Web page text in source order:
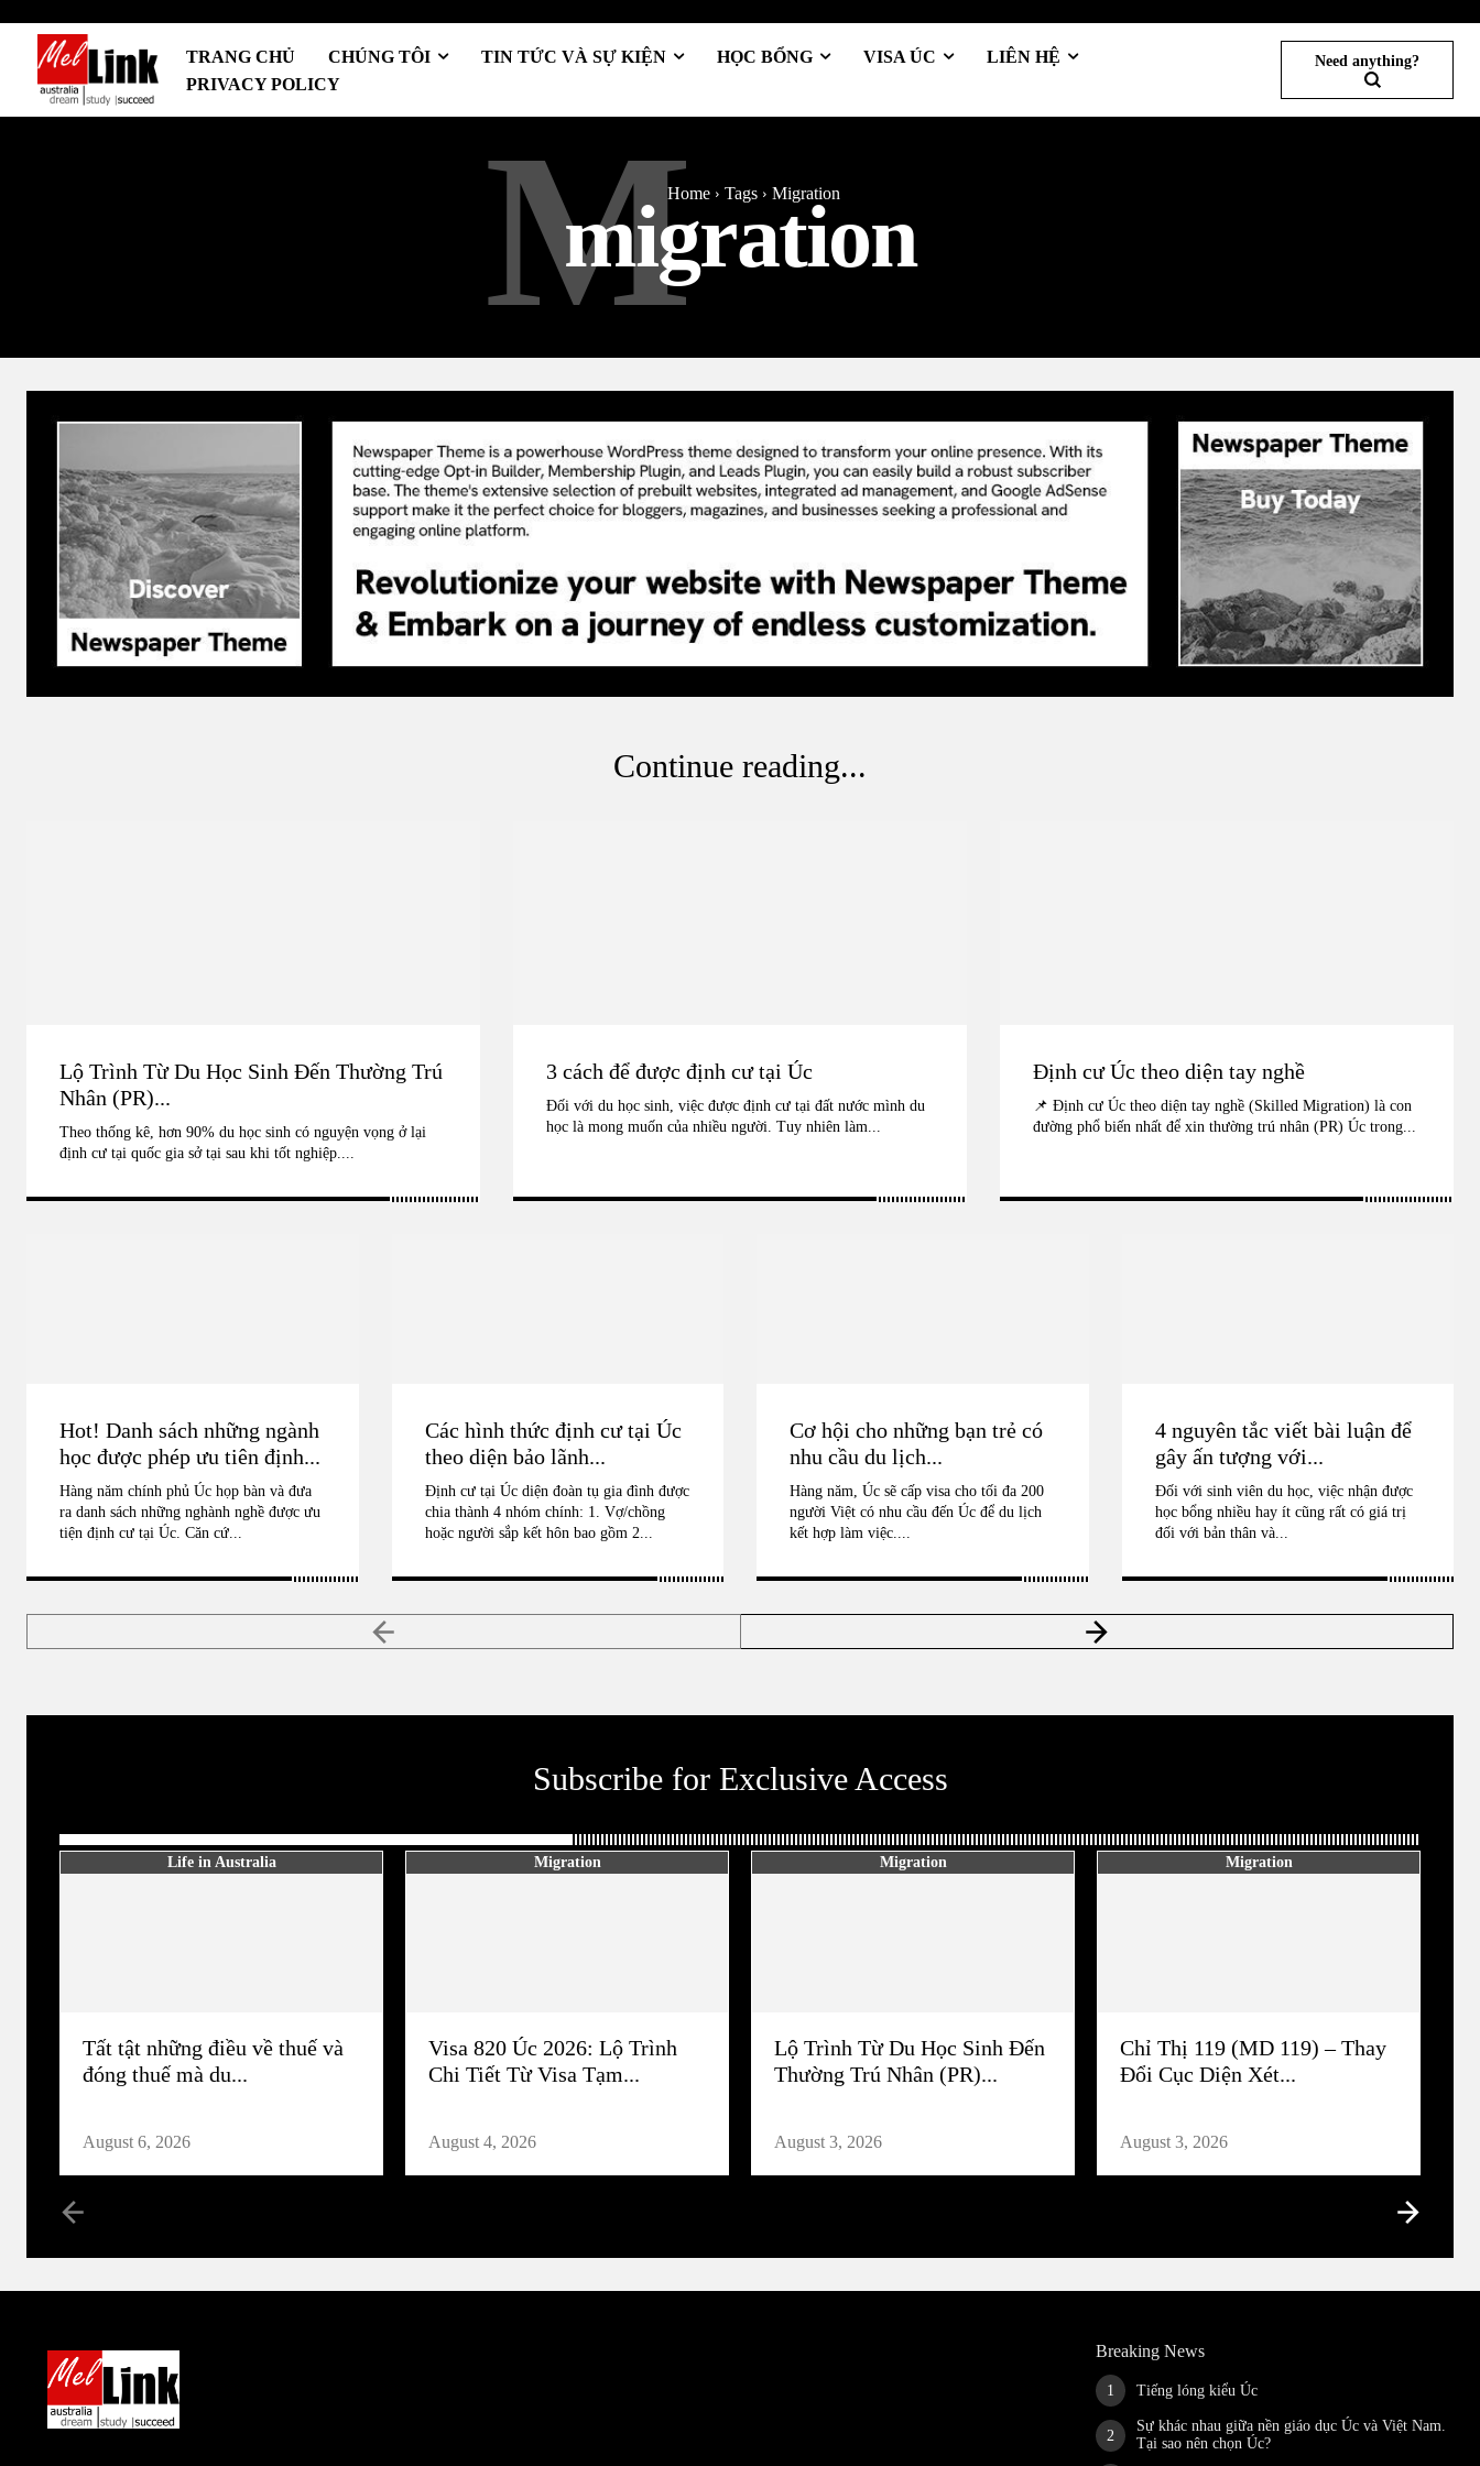
TRANG CHỦ CHÚNG TÔI TIN TỨC VÀ SỰ KIỆN HỌC BỔNG VISA ÚC
LIÊN HỆ
PRIVACY POLICY
Need anything?
Home Tags Migration
migration
M
Continue reading...
Lộ Trình Từ Du Học Sinh Đến Thường Trú
Nhân (PR)...
Theo thống kê, hơn 90% du học sinh có nguyện vọng ở lại
định cư tại quốc gia sở tại sau khi tốt nghiệp....
3 cách để được định cư tại Úc
Đối với du học sinh, việc được định cư tại đất nước mình du
học là mong muốn của nhiều người. Tuy nhiên làm...
Định cư Úc theo diện tay nghề
📌 Định cư Úc theo diện tay nghề (Skilled Migration) là con
đường phổ biến nhất để xin thường trú nhân (PR) Úc trong...
Hot! Danh sách những ngành
học được phép ưu tiên định...
Hàng năm chính phủ Úc họp bàn và đưa
ra danh sách những nghành nghề được ưu
tiện định cư tại Úc. Căn cứ...
Các hình thức định cư tại Úc
theo diện bảo lãnh...
Định cư tại Úc diện đoàn tụ gia đình được
chia thành 4 nhóm chính: 1. Vợ/chồng
hoặc người sắp kết hôn bao gồm 2...
Cơ hội cho những bạn trẻ có
nhu cầu du lịch...
Hàng năm, Úc sẽ cấp visa cho tối đa 200
người Việt có nhu cầu đến Úc để du lịch
kết hợp làm việc....
4 nguyên tắc viết bài luận để
gây ấn tượng với...
Đối với sinh viên du học, việc nhận được
học bổng nhiều hay ít cũng rất có giá trị
đối với bản thân và...
Subscribe for Exclusive Access
Life in Australia
Tất tật những điều về thuế và
đóng thuế mà du...
August 6, 2026
Migration
Visa 820 Úc 2026: Lộ Trình
Chi Tiết Từ Visa Tạm...
August 4, 2026
Migration
Lộ Trình Từ Du Học Sinh Đến
Thường Trú Nhân (PR)...
August 3, 2026
Migration
Chỉ Thị 119 (MD 119) – Thay
Đổi Cục Diện Xét...
August 3, 2026
Breaking News
Tiếng lóng kiểu Úc
Sự khác nhau giữa nền giáo dục Úc và Việt Nam.
Tại sao nên chọn Úc?